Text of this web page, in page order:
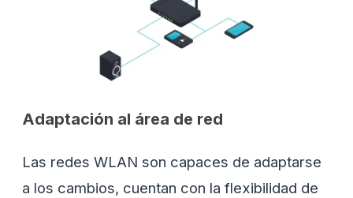
Adaptación al área de red
Las redes WLAN son capaces de adaptarse
a los cambios, cuentan con la flexibilidad de